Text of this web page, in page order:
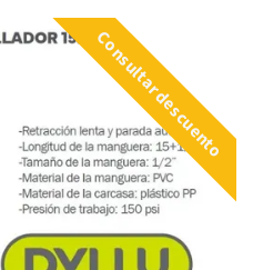
Consultar descuento